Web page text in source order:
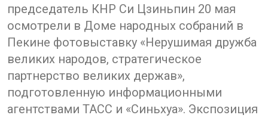
председатель КНР Си Цзиньпин 20 мая
осмотрели в Доме народных собраний в
Пекине фотовыставку «Нерушимая дружба
великих народов, стратегическое
партнерство великих держав»,
подготовленную информационными
агентствами ТАСС и «Синьхуа». Экспозиция